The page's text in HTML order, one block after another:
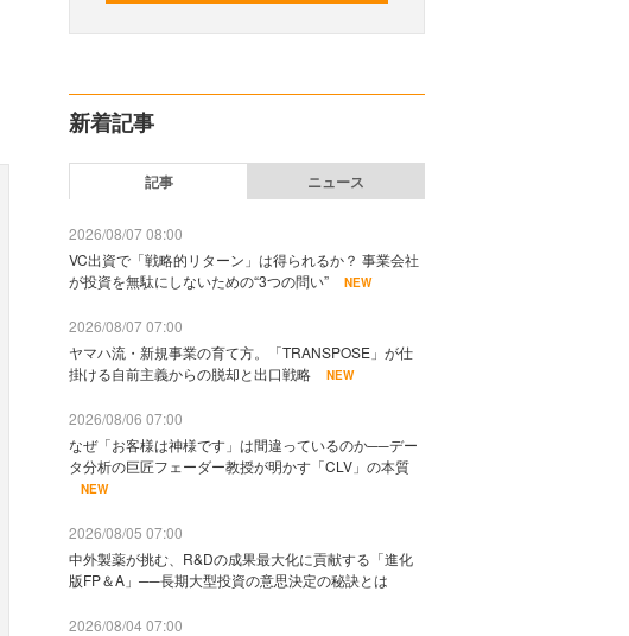
新着記事
記事 ニュース
2026/08/07 08:00
VC出資で「戦略的リターン」は得られるか？ 事業会社
が投資を無駄にしないための“3つの問い”
NEW
2026/08/07 07:00
ヤマハ流・新規事業の育て方。「TRANSPOSE」が仕
掛ける自前主義からの脱却と出口戦略
NEW
2026/08/06 07:00
なぜ「お客様は神様です」は間違っているのか──デー
タ分析の巨匠フェーダー教授が明かす「CLV」の本質
NEW
2026/08/05 07:00
中外製薬が挑む、R&Dの成果最大化に貢献する「進化
版FP＆A」──長期大型投資の意思決定の秘訣とは
2026/08/04 07:00